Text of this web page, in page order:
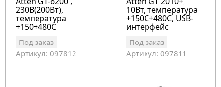
230В(200Вт),
температура
+150+480С
Под заказ
Артикул: 097812
10Вт, температура
+150С+480С, USB-
интерфейс
Под заказ
Артикул: 097811